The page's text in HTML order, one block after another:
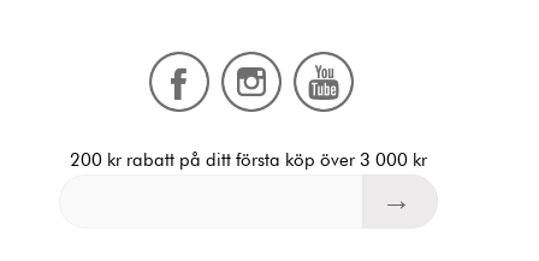
200 kr rabatt på ditt första köp över 3 000 kr